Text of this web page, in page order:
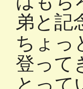
弟と記
ちょっ
登って
とって